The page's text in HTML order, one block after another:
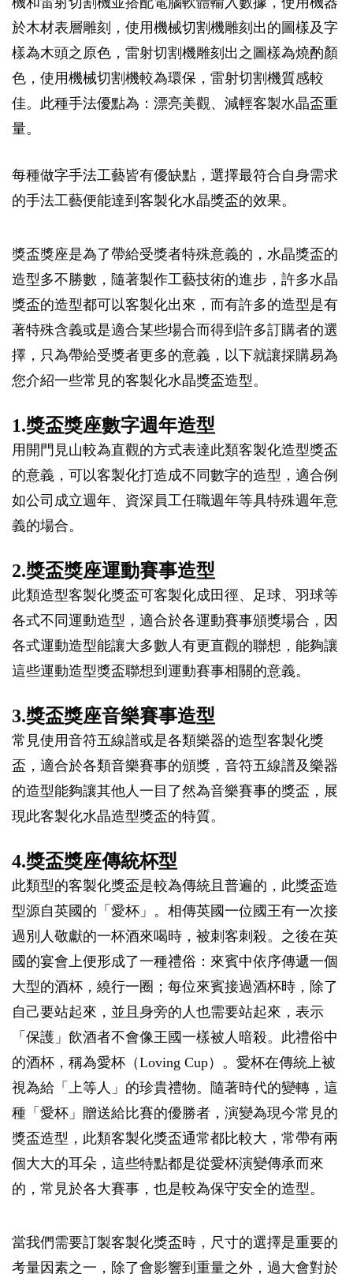
於木材表層雕刻，使用機械切割機雕刻出的圖樣及字
樣為木頭之原色，雷射切割機雕刻出之圖樣為燒酌顏
色，使用機械切割機較為環保，雷射切割機質感較
佳。此種手法優點為：漂亮美觀、減輕客製水晶盃重
量。
每種做字手法工藝皆有優缺點，選擇最符合自身需求
的手法工藝便能達到客製化水晶獎盃的效果。
獎盃獎座是為了帶給受獎者特殊意義的，水晶獎盃的
造型多不勝數，隨著製作工藝技術的進步，許多水晶
獎盃的造型都可以客製化出來，而有許多的造型是有
著特殊含義或是適合某些場合而得到許多訂購者的選
擇，只為帶給受獎者更多的意義，以下就讓採購易為
您介紹一些常見的客製化水晶獎盃造型。
1.獎盃獎座數字週年造型
用開門見山較為直觀的方式表達此類客製化造型獎盃
的意義，可以客製化打造成不同數字的造型，適合例
如公司成立週年、資深員工任職週年等具特殊週年意
義的場合。
2.獎盃獎座運動賽事造型
此類造型客製化獎盃可客製化成田徑、足球、羽球等
各式不同運動造型，適合於各運動賽事頒獎場合，因
各式運動造型能讓大多數人有更直觀的聯想，能夠讓
這些運動造型獎盃聯想到運動賽事相關的意義。
3.獎盃獎座音樂賽事造型
常見使用音符五線譜或是各類樂器的造型客製化獎
盃，適合於各類音樂賽事的頒獎，音符五線譜及樂器
的造型能夠讓其他人一目了然為音樂賽事的獎盃，展
現此客製化水晶造型獎盃的特質。
4.獎盃獎座傳統杯型
此類型的客製化獎盃是較為傳統且普遍的，此獎盃造
型源自英國的「愛杯」。相傳英國一位國王有一次接
過別人敬獻的一杯酒來喝時，被刺客刺殺。之後在英
國的宴會上便形成了一種禮俗：來賓中依序傳遞一個
大型的酒杯，繞行一圈；每位來賓接過酒杯時，除了
自己要站起來，並且身旁的人也需要站起來，表示
「保護」飲酒者不會像王國一樣被人暗殺。此禮俗中
的酒杯，稱為愛杯（Loving Cup）。愛杯在傳統上被
視為給「上等人」的珍貴禮物。隨著時代的變轉，這
種「愛杯」贈送給比賽的優勝者，演變為現今常見的
獎盃造型，此類客製化獎盃通常都比較大，常帶有兩
個大大的耳朵，這些特點都是從愛杯演變傳承而來
的，常見於各大賽事，也是較為保守安全的造型。
當我們需要訂製客製化獎盃時，尺寸的選擇是重要的
考量因素之一，除了會影響到重量之外，過大會對於